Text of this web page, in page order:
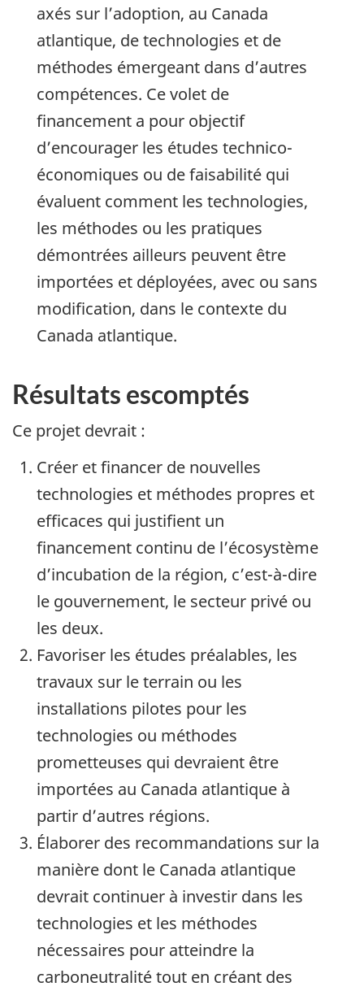
axés sur l’adoption, au Canada
atlantique, de technologies et de
méthodes émergeant dans d’autres
compétences. Ce volet de
financement a pour objectif
d’encourager les études technico-
économiques ou de faisabilité qui
évaluent comment les technologies,
les méthodes ou les pratiques
démontrées ailleurs peuvent être
importées et déployées, avec ou sans
modification, dans le contexte du
Canada atlantique.
Résultats escomptés
Ce projet devrait :
Créer et financer de nouvelles
technologies et méthodes propres et
efficaces qui justifient un
financement continu de l’écosystème
d’incubation de la région, c’est-à-dire
le gouvernement, le secteur privé ou
les deux.
Favoriser les études préalables, les
travaux sur le terrain ou les
installations pilotes pour les
technologies ou méthodes
prometteuses qui devraient être
importées au Canada atlantique à
partir d’autres régions.
Élaborer des recommandations sur la
manière dont le Canada atlantique
devrait continuer à investir dans les
technologies et les méthodes
nécessaires pour atteindre la
carboneutralité tout en créant des